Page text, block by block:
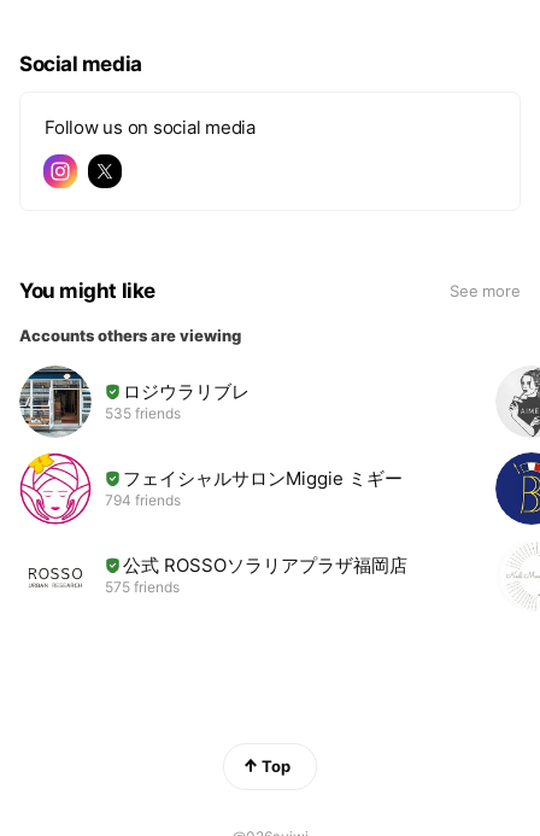
Social media
Follow us on social media
You might like See more
Accounts others are viewing
ロジウラリブレ
535 friends
フェイシャルサロンMiggie ミギー
794 friends
公式 ROSSOソラリアプラザ福岡店
575 friends
Top